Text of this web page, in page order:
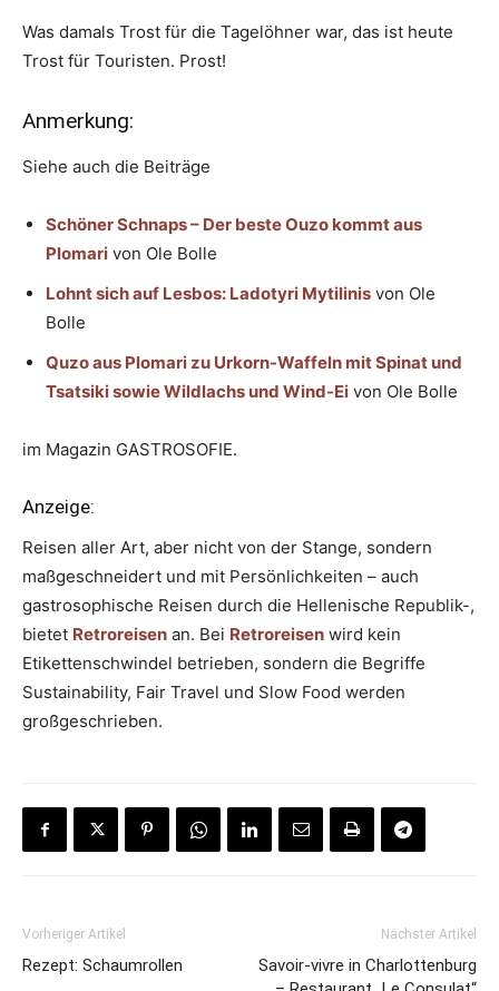
Was damals Trost für die Tagelöhner war, das ist heute
Trost für Touristen. Prost!
Anmerkung:
Siehe auch die Beiträge
Schöner Schnaps – Der beste Ouzo kommt aus
Plomari von Ole Bolle
Lohnt sich auf Lesbos: Ladotyri Mytilinis von Ole
Bolle
Quzo aus Plomari zu Urkorn-Waffeln mit Spinat und
Tsa­t­si­ki sowie Wildlachs und Wind-Ei von Ole Bolle
im Magazin GASTROSOFIE.
Anzeige:
Reisen aller Art, aber nicht von der Stange, sondern
maßgeschneidert und mit Persönlichkeiten – auch
gastrosophische Reisen durch die Hellenische Republik-,
bietet Retroreisen an. Bei Retroreisen wird kein
Etikettenschwindel betrieben, sondern die Begriffe
Sustainability, Fair Travel und Slow Food werden
großgeschrieben.
Vorheriger Artikel
Rezept: Schaumrollen
Nächster Artikel
Savoir-vivre in Charlottenburg